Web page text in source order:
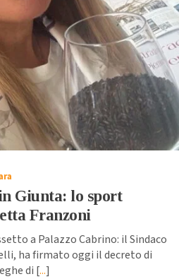
Giunta: lo sport
Franzoni
a Palazzo Cabrino: il Sindaco
ha firmato oggi il decreto di
di [...]